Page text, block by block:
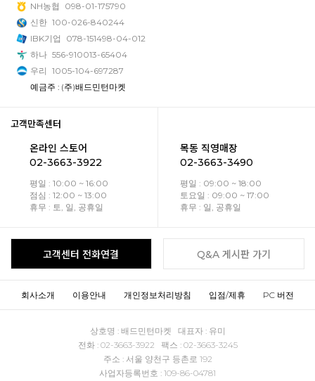
NH농협
098-01-175790
신한 100-026-840244
IBK기업
078-151498-04-012
하나 556-910013-65404
우리 1005-104-697287
예금주 : (주)배드민턴마켓
고객만족센터
온라인 스토어
02-3663-3922
평일 : 10:00 ~ 16:00
점심 : 12:00 ~ 13:00
휴무 : 토, 일, 공휴일
목동 직영매장
02-3663-3490
평일 : 09:00 ~ 18:00
토요일 : 09:00 ~ 17:00
휴무 : 일, 공휴일
고객센터 전화연결 Q&A 게시판 가기
회사소개 이용안내 개인정보처리방침 입점/제휴 PC 버전
상호명 : 배드민턴마켓 대표자 : 유미
전화 : 02-3663-3922 팩스 : 02-3663-3245
주소 : 서울 양천구 등촌로 192
사업자등록번호 : 109-86-04781